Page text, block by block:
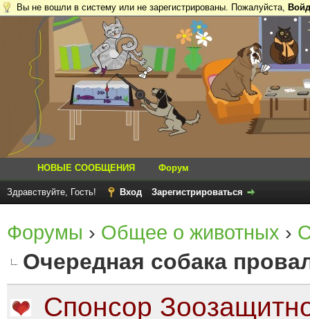
Вы не вошли в систему или не зарегистрированы. Пожалуйста,
НОВЫЕ СООБЩЕНИЯ Форум
Здравствуйте, Гость! Вход Зарегистрироваться
Форумы › Общее о животных ›
Очередная собака
Спонсор